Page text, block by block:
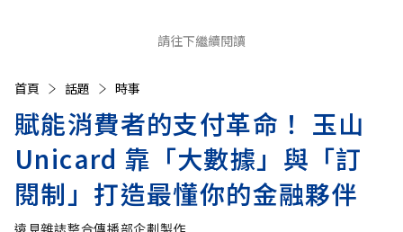
請往下繼續閱讀
首頁 話題 時事
賦能消費者的支付革命！ 玉山
Unicard 靠「大數據」與「訂
閱制」打造最懂你的金融夥伴